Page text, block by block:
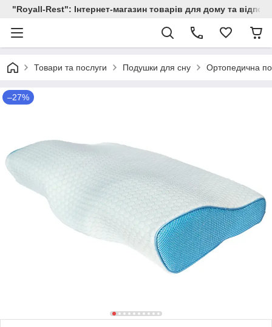
"Royall-Rest": Інтернет-магазин товарів для дому та
Товари та послуги Подушки для сну Ортопедична
–27%